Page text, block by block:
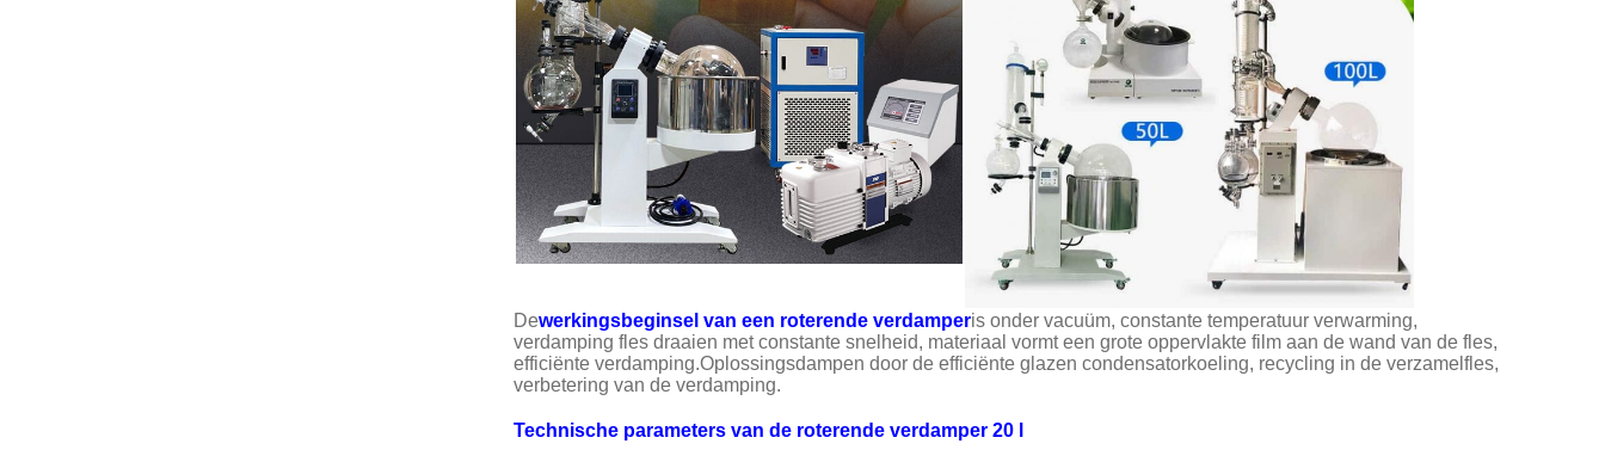
Dewerkingsbeginsel van een roterende verdamperis onder vacuüm, constante temperatuur verwarming,
verdamping fles draaien met constante snelheid, materiaal vormt een grote oppervlakte film aan de wand van de fles,
efficiënte verdamping.Oplossingsdampen door de efficiënte glazen condensatorkoeling, recycling in de verzamelfles,
verbetering van de verdamping.
Technische parameters van de roterende verdamper 20 l